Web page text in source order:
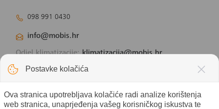
098 991 0430
info@mobis.hr
Odjel klimatizacije:klimatizacija@mobis.hr
Odjel solarnih panela:
Postavke kolačića
Ova stranica upotrebljava kolačiće radi analize korištenja
web stranica, unaprjeđenja vašeg korisničkog iskustva te